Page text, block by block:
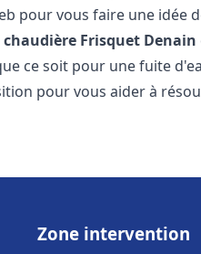
pour vous faire une idée
chaudière Frisquet Denain
ce soit pour une fuite
pour vous aider à
Zone intervention